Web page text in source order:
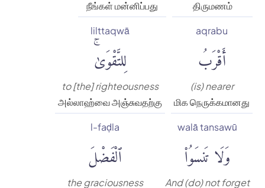
திருமணம்
நீங்கள் மன்னிப்பது
aqrabu
أَقْرَبُ
(is) nearer
மிக நெருக்கமானது
lilttaqwā
لِلتَّقْوَىٰۚ
to [the] righteousness
அல்லாஹ்வை அஞ்சுவதற்கு
walā tansawū
وَلَا تَنسَوُا۟
And (do) not forget
l-faḍla
ٱلْفَضْلَ
the graciousness